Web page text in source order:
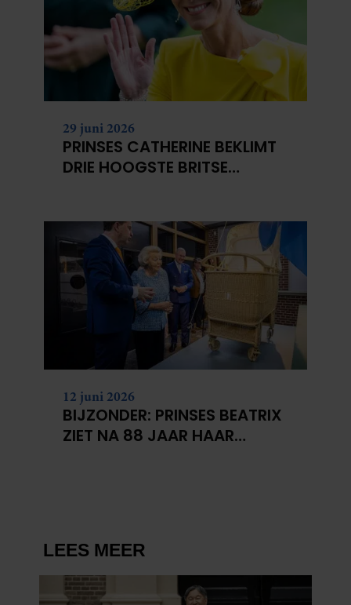
29 juni 2026
PRINSES CATHERINE BEKLIMT
DRIE HOOGSTE BRITSE
12 juni 2026
BIJZONDER: PRINSES BEATRIX
ZIET NA 88 JAAR HAAR